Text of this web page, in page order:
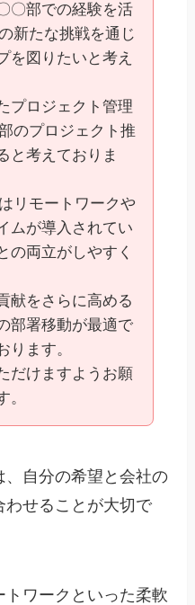
〇部での経験を活
新たな挑戦を通じ
を図りたいと考え
プロジェクト管理
のプロジェクト推
と考えておりま
リモートワークや
ムが導入されてい
の両立がしやすく
献をさらに高める
部署移動が最適で
ります。
だけますようお願
。
自分の希望と会社の
わせることが大切で
ワークといった柔軟